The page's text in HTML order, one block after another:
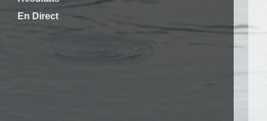
En Direct